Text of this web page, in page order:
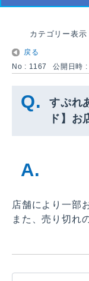
カテゴリー表示
戻る
No : 1167
公開日時
すぷれ
ド】お
店舗により一部
また、売り切れ